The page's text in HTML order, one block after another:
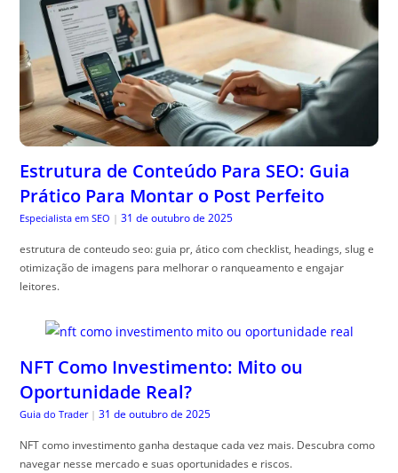
Estrutura de Conteúdo Para SEO: Guia
Prático Para Montar o Post Perfeito
Especialista em SEO | 31 de outubro de 2025
estrutura de conteudo seo: guia pr, ático com checklist, headings, slug e
otimização de imagens para melhorar o ranqueamento e engajar
leitores.
NFT Como Investimento: Mito ou
Oportunidade Real?
Guia do Trader | 31 de outubro de 2025
NFT como investimento ganha destaque cada vez mais. Descubra como
navegar nesse mercado e suas oportunidades e riscos.